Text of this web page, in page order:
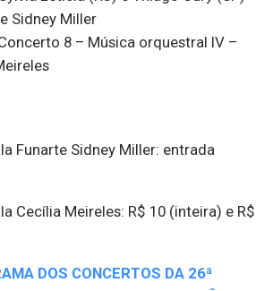
Sidney Miller
8 – Música orquestral IV –
Funarte Sidney Miller: entrada
Cecília Meireles: R$ 10 (inteira) e R$
DOS CONCERTOS DA 26ª